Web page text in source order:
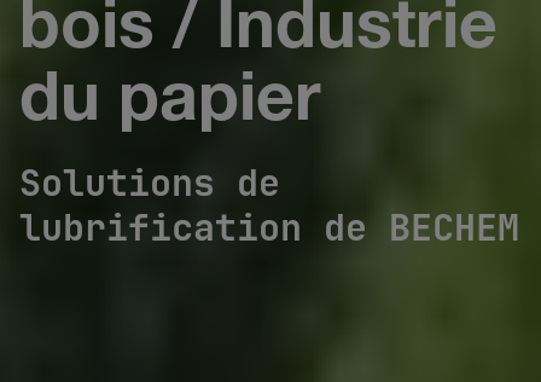
bois / Industrie
du papier
Solutions de
lubrification de BECHEM